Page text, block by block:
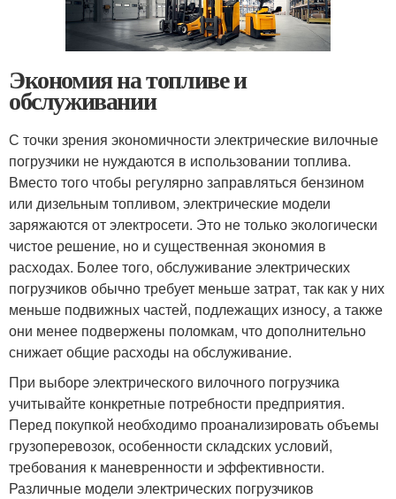
Экономия на топливе и
обслуживании
С точки зрения экономичности электрические вилочные
погрузчики не нуждаются в использовании топлива.
Вместо того чтобы регулярно заправляться бензином
или дизельным топливом, электрические модели
заряжаются от электросети. Это не только экологически
чистое решение, но и существенная экономия в
расходах. Более того, обслуживание электрических
погрузчиков обычно требует меньше затрат, так как у них
меньше подвижных частей, подлежащих износу, а также
они менее подвержены поломкам, что дополнительно
снижает общие расходы на обслуживание.
При выборе электрического вилочного погрузчика
учитывайте конкретные потребности предприятия.
Перед покупкой необходимо проанализировать объемы
грузоперевозок, особенности складских условий,
требования к маневренности и эффективности.
Различные модели электрических погрузчиков